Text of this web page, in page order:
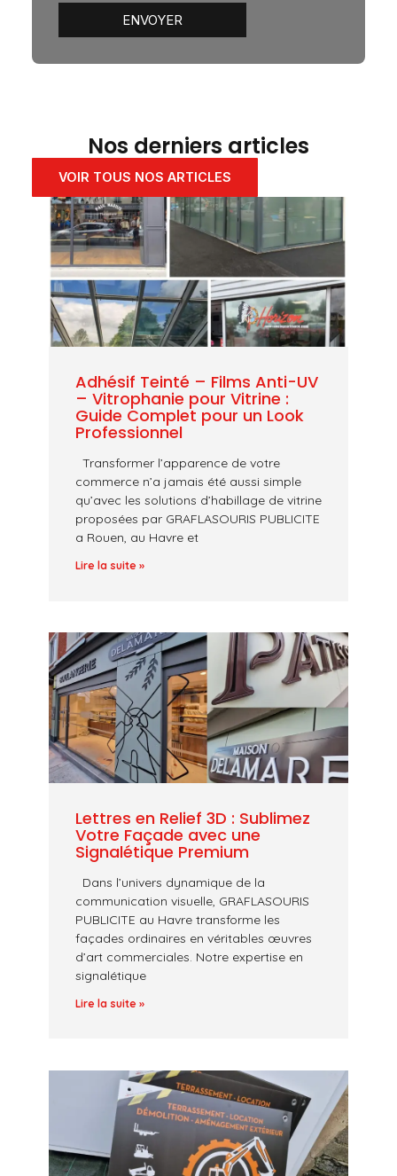
Nos derniers articles
VOIR TOUS NOS ARTICLES
Adhésif Teinté – Films Anti-UV
– Vitrophanie pour Vitrine :
Guide Complet pour un Look
Professionnel
Transformer l’apparence de votre
commerce n’a jamais été aussi simple
qu’avec les solutions d’habillage de vitrine
proposées par GRAFLASOURIS PUBLICITE
a Rouen, au Havre et
Lire la suite »
Lettres en Relief 3D : Sublimez
Votre Façade avec une
Signalétique Premium
Dans l’univers dynamique de la
communication visuelle, GRAFLASOURIS
PUBLICITE au Havre transforme les
façades ordinaires en véritables œuvres
d’art commerciales. Notre expertise en
signalétique
Lire la suite »